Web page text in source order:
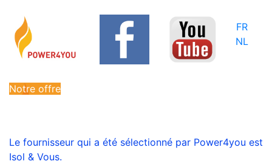
FR
NL
Notre offre
Le fournisseur qui a été sélectionné par Power4you est
Isol & Vous.